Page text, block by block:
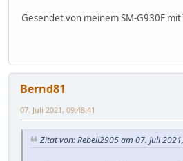
Gesendet von meinem SM-G930F mit
Bernd81
07. Juli 2021, 09:48:41
Zitat von: Rebell2905 am 07. Juli